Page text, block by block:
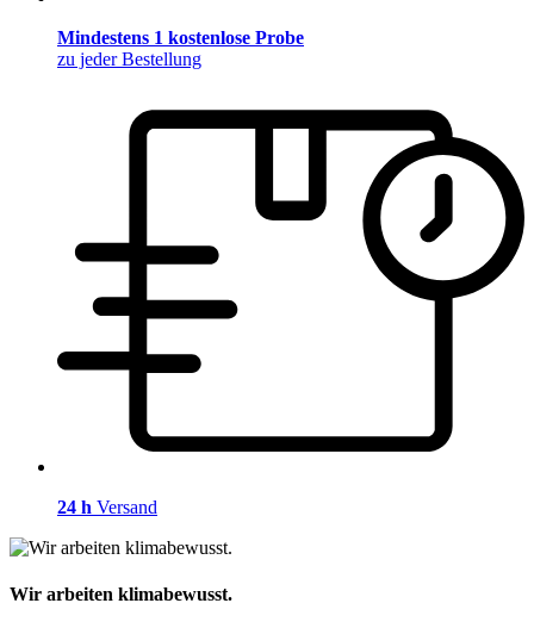
Mindestens 1 kostenlose Probe
zu jeder Bestellung
24 h Versand
Wir arbeiten klimabewusst.